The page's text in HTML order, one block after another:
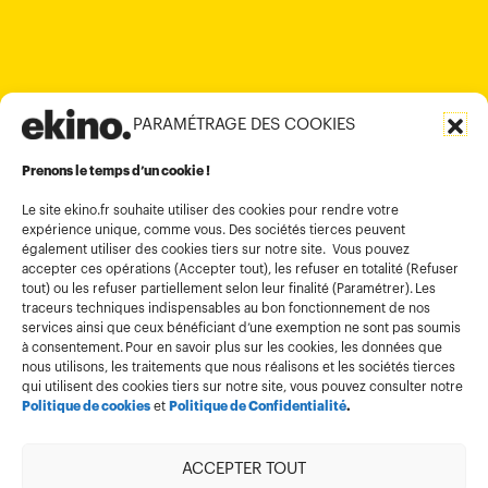
PARAMÉTRAGE DES COOKIES
Prenons le temps d’un cookie !
Le site ekino.fr souhaite utiliser des cookies pour rendre votre
expérience unique, comme vous. Des sociétés tierces peuvent
également utiliser des cookies tiers sur notre site. Vous pouvez
accepter ces opérations (Accepter tout), les refuser en totalité (Refuser
tout) ou les refuser partiellement selon leur finalité (Paramétrer). Les
traceurs techniques indispensables au bon fonctionnement de nos
services ainsi que ceux bénéficiant d’une exemption ne sont pas soumis
à consentement. Pour en savoir plus sur les cookies, les données que
nous utilisons, les traitements que nous réalisons et les sociétés tierces
qui utilisent des cookies tiers sur notre site, vous pouvez consulter notre
Politique de cookiesetPolitique de Confidentialité.
ACCEPTER TOUT
Informations légales
Conditions générales d’utilisation
Politique de confidentialité
Politique cookies
Gestion des cookies
Index égalité